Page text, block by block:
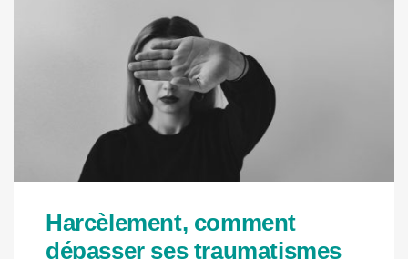
Harcèlement, comment
dépasser ses traumatismes